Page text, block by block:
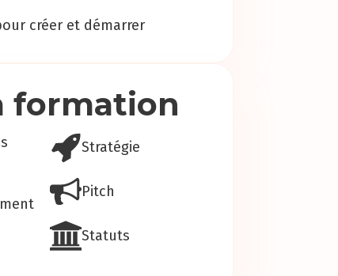
créer et démarrer
formation
Stratégie
Pitch
Statuts